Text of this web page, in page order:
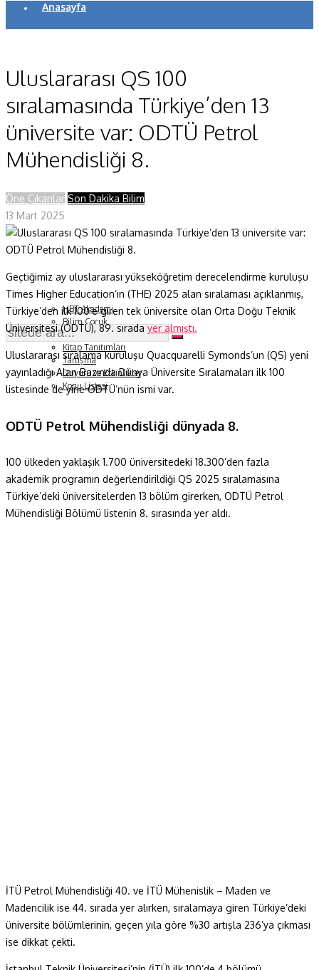
Anasayfa
Yaşam Bilimleri
Fizik ve Uzay
Gezegenimiz
Fazlası
HBT Akademi
Bilim Çocuk
Soru ve Yanıt
Kitap Tanıtımları
Tartışma
Duyuru ve Etkinlikler
Konu Listesi
Uluslararası QS 100
sıralamasında Türkiye’den 13
üniversite var: ODTÜ Petrol
Mühendisliği 8.
Öne Çıkanlar Son Dakika Bilim
13 Mart 2025
Geçtiğimiz ay uluslararası yükseköğretim derecelendirme kuruluşu
Times Higher Education’ın (THE) 2025 alan sıralaması açıklanmış,
Türkiye’den ilk 100’e giren tek üniversite olan Orta Doğu Teknik
Üniversitesi (ODTÜ), 89. sıradayer almıştı.
Uluslararası sıralama kuruluşu Quacquarelli Symonds’un (QS) yeni
yayınladığı Alan Bazında Dünya Üniversite Sıralamaları ilk 100
listesinde de yine ODTÜ’nün ismi var.
ODTÜ Petrol Mühendisliği dünyada 8.
100 ülkeden yaklaşık 1.700 üniversitedeki 18.300’den fazla
akademik programın değerlendirildiği QS 2025 sıralamasına
Türkiye’deki üniversitelerden 13 bölüm girerken, ODTÜ Petrol
Mühendisliği Bölümü listenin 8. sırasında yer aldı.
İTÜ Petrol Mühendisliği 40. ve İTÜ Mühenislik – Maden ve
Madencilik ise 44. sırada yer alırken, sıralamaya giren Türkiye’deki
üniversite bölümlerinin, geçen yıla göre %30 artışla 236’ya çıkması
ise dikkat çekti.